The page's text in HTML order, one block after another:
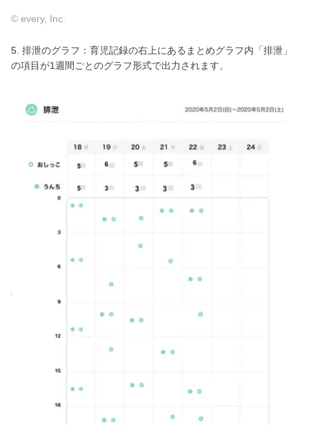
© every, Inc.
5. 排泄のグラフ：育児記録の右上にあるまとめグラフ内「排泄」
の項目が1週間ごとのグラフ形式で出力されます。